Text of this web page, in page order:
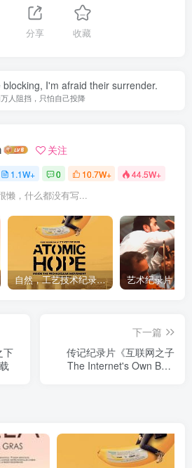
分享 收藏
I'm afraid their surrender.
人阻挡，只怕自己投降
关注
1.1W+ 0 10.7W+ 44.5W+
懒，什么都没有写...
自然，工艺技术纪录片《原子能的希望 Atomic Hope – Inside the Pro-Nuclear Movement》下载
下
下一篇
传记纪录片《互联网之子
The Internet's Own Boy: